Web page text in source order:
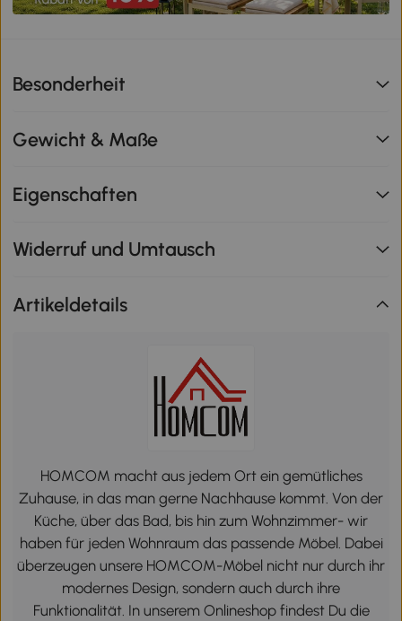
Besonderheit
Gewicht & Maße
Eigenschaften
Widerruf und Umtausch
Artikeldetails
HOMCOM macht aus jedem Ort ein gemütliches
Zuhause, in das man gerne Nachhause kommt. Von der
Küche, über das Bad, bis hin zum Wohnzimmer- wir
haben für jeden Wohnraum das passende Möbel. Dabei
überzeugen unsere HOMCOM-Möbel nicht nur durch ihr
modernes Design, sondern auch durch ihre
Funktionalität. In unserem Onlineshop findest Du die